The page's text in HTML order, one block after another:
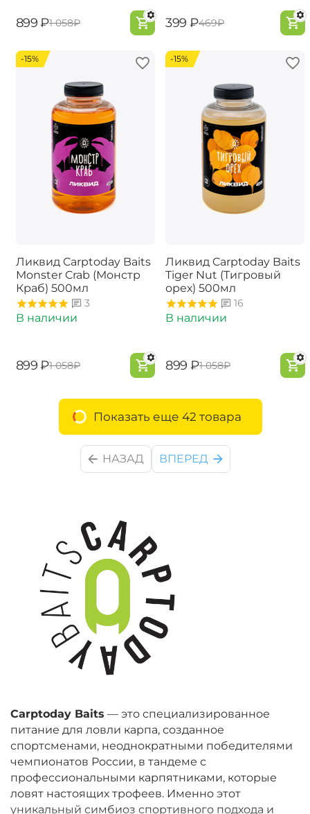
Carptoday Baits — это специализированное
питание для ловли карпа, созданное
спортсменами, неоднократными победителями
чемпионатов России, в тандеме с
профессиональными карпятниками, которые
ловят настоящих трофеев. Именно этот
уникальный симбиоз спортивного подхода и
‍899‍ ₽‍1 058‍₽ ‍399‍ ₽‍469‍₽
-15%
Ликвид Carptoday Baits
Monster Crab (Монстр
Краб) 500мл
3
В наличии
‍899‍ ₽‍1 058‍₽
-15%
Ликвид Carptoday Baits
Tiger Nut (Тигровый
орех) 500мл
16
В наличии
‍899‍ ₽‍1 058‍₽
Показать еще 42 товара
НАЗАД ВПЕРЕД